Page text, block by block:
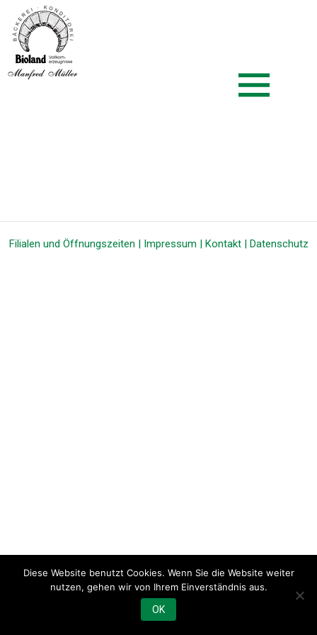
Biolandbäcker Müller
Zum
Filialen und Öffnungszeiten | Impressum | Kontakt | Datenschutz
Diese Website benutzt Cookies. Wenn Sie die Website weiter
nutzen, gehen wir von Ihrem Einverständnis aus.
OK